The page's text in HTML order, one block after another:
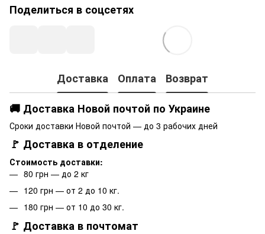
Поделиться в соцсетях
Доставка Оплата
Возврат
🚚 Доставка Новой почтой по Украине
Сроки доставки Новой почтой — до 3 рабочих дней
🚩 Доставка в отделение
Стоимость доставки:
80 грн — до 2 кг
120 грн — от 2 до 10 кг.
180 грн — от 10 до 30 кг.
🚩 Доставка в почтомат